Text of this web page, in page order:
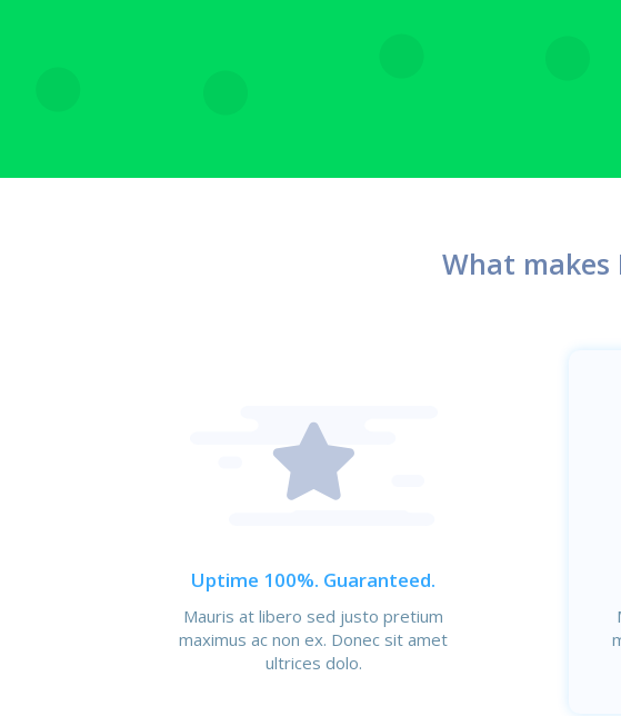
What makes
Uptime 100%. Guaranteed.
Mauris at libero sed justo pretium
maximus ac non ex. Donec sit amet
ultrices dolo.